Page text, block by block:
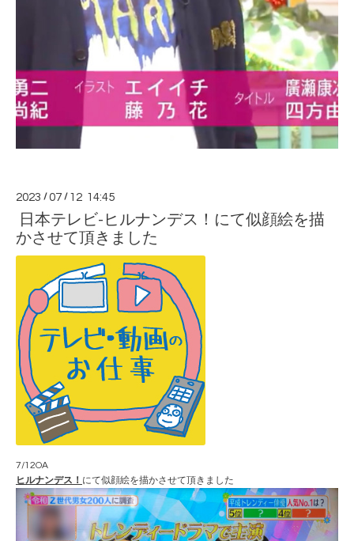
2023 /07 / 12 14:45
日本テレビ-ヒルナンデス！にて似顔絵を描
かさせて頂きました
7/12OA
ヒルナンデス！ にて似顔絵を描かさせて頂きました